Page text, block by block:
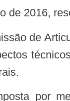
de 2016,